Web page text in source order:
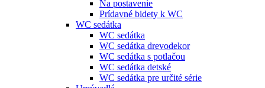
Na postavenie
Prídavné bidety k WC
WC sedátka
WC sedátka
WC sedátka drevodekor
WC sedátka s potlačou
WC sedátka detské
WC sedátka pre určité série